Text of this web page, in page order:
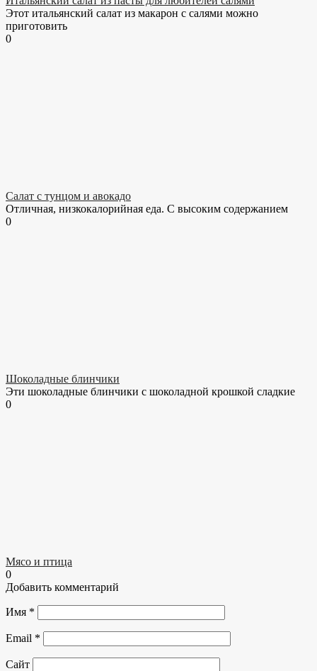
Этот итальянский салат из макарон с салями можно
приготовить
0
Салат с тунцом и авокадо
Отличная, низкокалорийная еда. С высоким содержанием
0
Шоколадные блинчики
Эти шоколадные блинчики с шоколадной крошкой сладкие
0
Мясо и птица
0
Добавить комментарий
Имя *
Email *
Сайт